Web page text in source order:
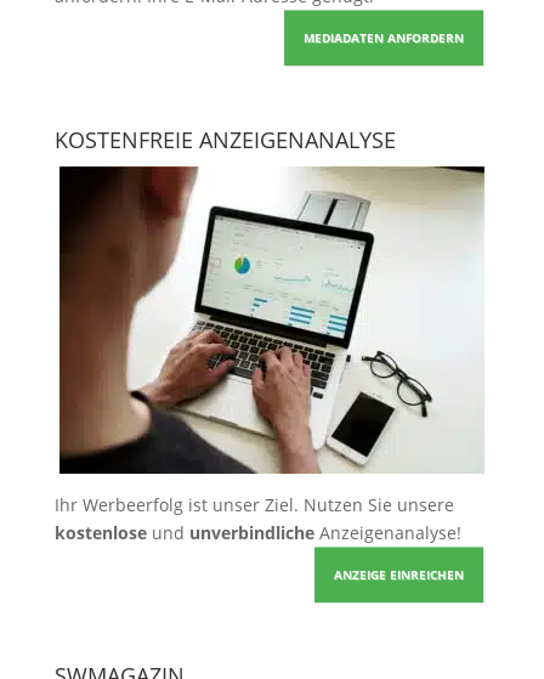
MEDIADATEN ANFORDERN
KOSTENFREIE ANZEIGENANALYSE
Ihr Werbeerfolg ist unser Ziel. Nutzen Sie unsere
kostenloseund unverbindlicheAnzeigenanalyse!
ANZEIGE EINREICHEN